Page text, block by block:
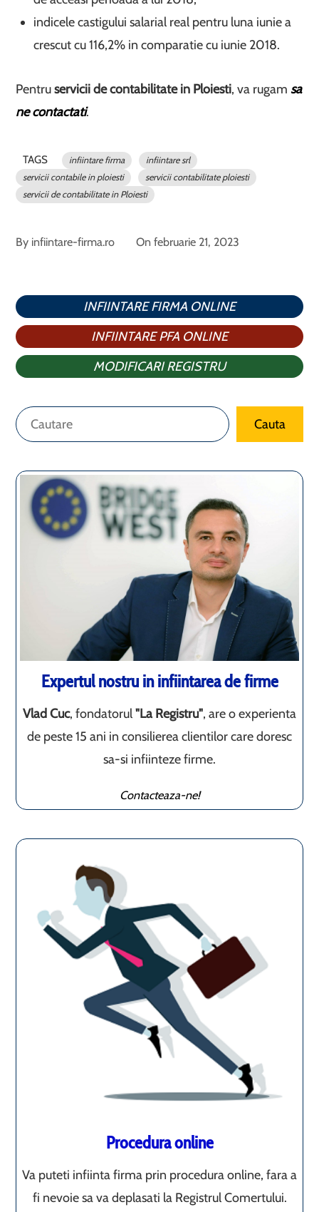
indicele castigului salarial real pentru luna iunie a
crescut cu 116,2% in comparatie cu iunie 2018.
Pentruservicii de contabilitate in Ploiesti, va rugamsa
ne contactati.
TAGS infiintare firma
infiintare srl
servicii contabile in ploiesti
servicii contabilitate ploiesti
servicii de contabilitate in Ploiesti
By infiintare-firma.ro Onfebruarie 21, 2023
INFIINTARE FIRMA ONLINE
INFIINTARE PFA ONLINE
MODIFICARI REGISTRU
Caută Cauta
Expertul nostru in infiintarea de firme
Vlad Cuc, fondatorul"La Registru", are o experienta
de peste 15 ani in consilierea clientilor care doresc
sa-si infiinteze firme.
Contacteaza-ne!
Procedura online
Va puteti infiinta firma prin procedura online, fara a
fi nevoie sa va deplasati la Registrul Comertului.